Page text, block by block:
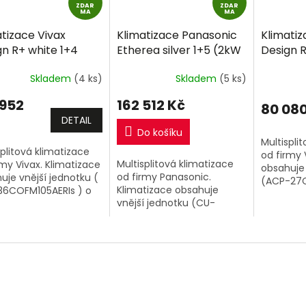
D
A
ZDAR
MA
Vivax
R+ white 1+4
Multi-split R32
zdarma
Skladem (4 ks)
DETAIL
klimatizace
Vivax. Klimatizace
vnější jednotku (
) o
D
R
M
A
ZDAR
MA
Klimatizace Panasonic
Etherea silver 1+5 (2kW
2kW) Multi-split R32
včetně montáže
Skladem (5 ks)
162 512 Kč
Do košíku
Multisplitová klimatizace
od firmy Panasonic.
Klimatizace obsahuje
vnější jednotku (CU-
Silver o výkonu 2kW + 2kW
Design
včetně
+dárek
80
od firmy
(ACP-